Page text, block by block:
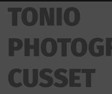
TONIO
CUSSET